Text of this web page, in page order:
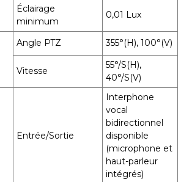
Éclairage
minimum
0,01 Lux
Angle PTZ 355°(H), 100°(V)
Vitesse
55°/S(H),
40°/S(V)
Entrée/Sortie
Interphone
vocal
bidirectionnel
disponible
(microphone et
haut-parleur
intégrés)